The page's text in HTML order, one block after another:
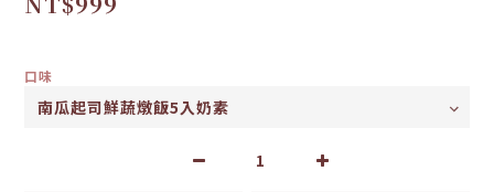
口味